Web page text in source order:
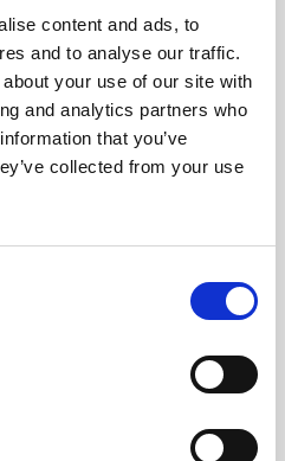
content and ads, to
and to analyse our traffic.
your use of our site with
and analytics partners who
that you’ve
collected from your use
utilizables se
en
de ESD, lo